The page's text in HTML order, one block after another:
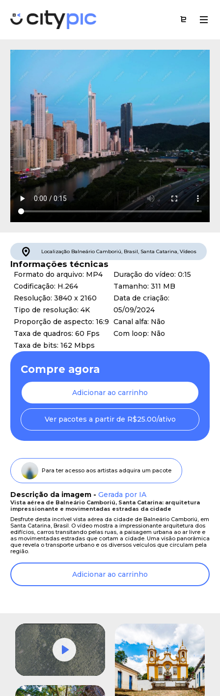
Localização Balneário Camboriú, Brasil, Santa Catarina, Vídeos
Informações técnicas
Formato do arquivo: MP4
Codificação: H.264
Resolução: 3840 x 2160
Tipo de resolução: 4K
Proporção de aspecto: 16:9
Taxa de quadros: 60 Fps
Taxa de bits: 162 Mbps
Duração do vídeo: 0:15
Tamanho: 311 MB
Data de criação:
05/09/2024
Canal alfa: Não
Com loop: Não
Compre agora
Adicionar ao carrinho
Ver pacotes a partir de R$25.00/ativo
Para ter acesso aos artistas adquira um pacote
Descrição da imagem - Gerada por IA
Vista aérea de Balneário Camboriú, Santa Catarina: arquitetura
impressionante e movimentadas estradas da cidade
Desfrute desta incrível vista aérea da cidade de Balneário Camboriú, em
Santa Catarina, Brasil. O vídeo mostra a impressionante arquitetura dos
edifícios, carros transitando pelas ruas, a paisagem urbana ao ar livre e
as movimentadas estradas que cortam a cidade. Uma visão panorâmica
que revela o transporte urbano e os diversos veículos que circulam pela
região.
Adicionar ao carrinho
Mute Settings
Play